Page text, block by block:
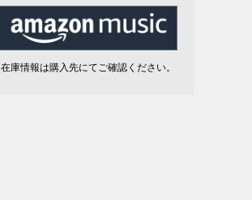
在庫情報は購入先にてご確認ください。